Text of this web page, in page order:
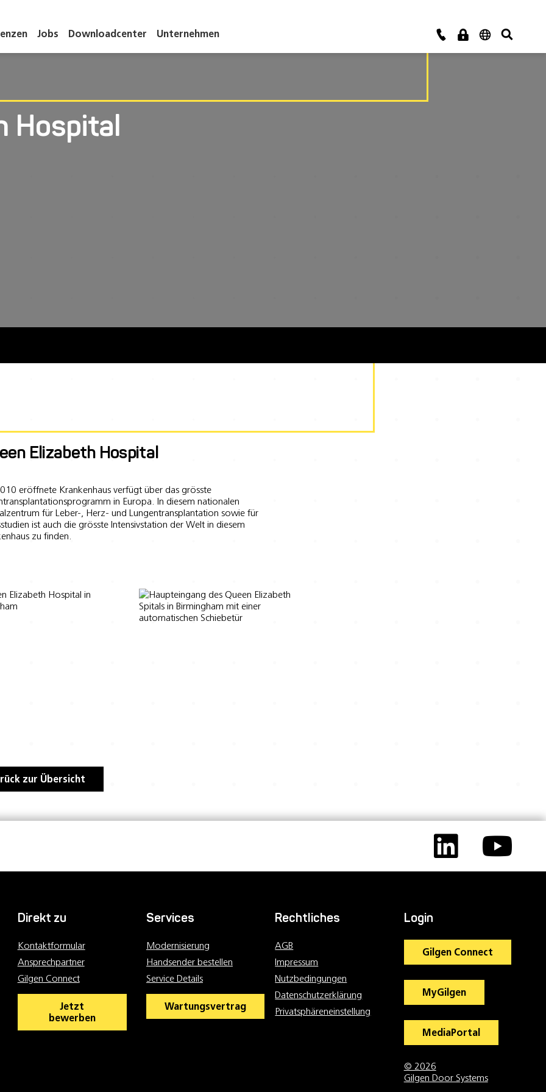
Jobs Downloadcenter Unternehmen
Hospital
Elizabeth Hospital
eröffnete Krankenhaus verfügt über das grösste
in Europa. In diesem nationalen
für Leber-, Herz- und Lungentransplantation sowie für
ist auch die grösste Intensivstation der Welt in diesem
zu finden.
zur Übersicht
Direkt zu
Kontaktformular
Ansprechpartner
Gilgen Connect
Jetzt
bewerben
Services
Modernisierung
Handsender bestellen
Service Details
Wartungsvertrag
Rechtliches
AGB
Impressum
Nutzbedingungen
Datenschutzerklärung
Privatsphäreneinstellung
Login
Gilgen Connect
MyGilgen
MediaPortal
© 2026
Gilgen Door Systems